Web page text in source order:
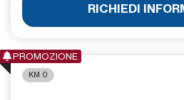
RICHIEDI
PROMOZIONE
KM 0